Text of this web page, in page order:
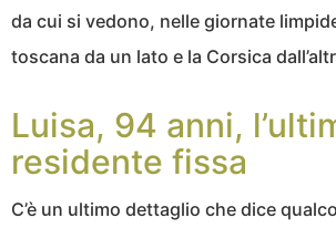
da cui si vedono, nelle giornate
toscana da un lato e la Corsica
Luisa, 94 anni,
residente fissa
C’è un ultimo dettaglio che dice